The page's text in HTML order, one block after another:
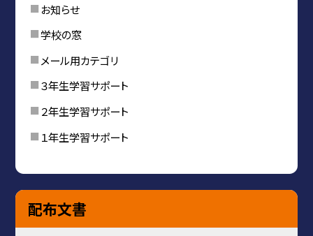
お知らせ
学校の窓
メール用カテゴリ
３年生学習サポート
２年生学習サポート
１年生学習サポート
配布文書